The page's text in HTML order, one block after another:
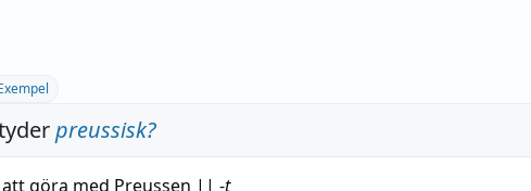
preussisk?
göra med Preussen || -t